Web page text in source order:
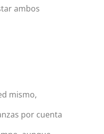
ambos
mismo,
por cuenta